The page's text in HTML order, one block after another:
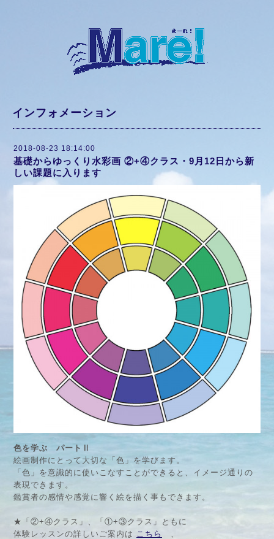
インフォメーション
2018-08-23 18:14:00
基礎からゆっくり水彩画 ②+④クラス・9月12日から新
しい課題に入ります
色を学ぶ パートⅡ
絵画制作にとって大切な「色」を学びます。
「色」を意識的に使いこなすことができると、イメージ通りの
表現できます。
鑑賞者の感情や感覚に響く絵を描く事もできます。
★「②+④クラス」、「①+③クラス」ともに
体験レッスンの詳しいご案内は こちら
、